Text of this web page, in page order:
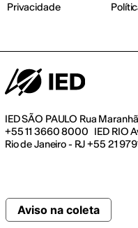
IED SÃO PAULO Rua
+55 11 3660 8000 IED RIO
Rio de Janeiro - RJ +55 21
Privacidade
Aviso na coleta